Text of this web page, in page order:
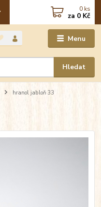
Menu
Hledat
0 ks
za 0 Kč
hranol jabloň 33